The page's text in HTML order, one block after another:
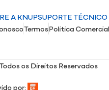
A KNUPSUPORTE TÉCNICO
TermosPolitica Comercial
os Direitos Reservados
por: